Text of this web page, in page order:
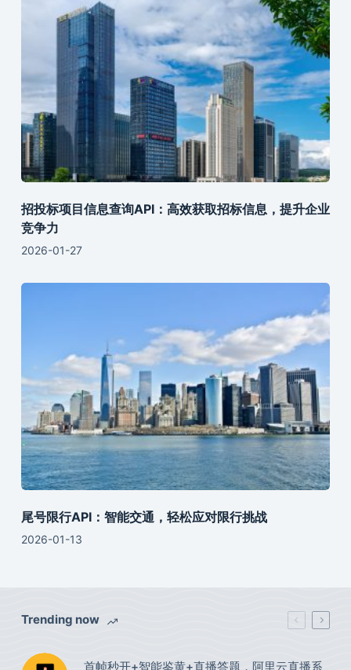
招投标项目信息查询API：高效获取招标信息，提升企业
竞争力
2026-01-27
尾号限行API：智能交通，轻松应对限行挑战
2026-01-13
Trending now
首帧秒开+智能鉴黄+直播答题，阿里云直播系